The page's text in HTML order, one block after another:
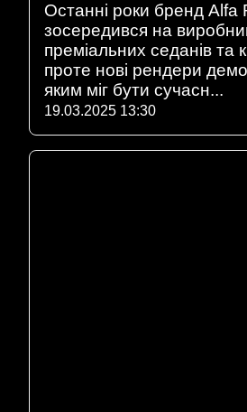
Останні роки бренд Alfa
зосередився на
преміальних седанів та
проте нові рендери
яким міг бути сучасн...
19.03.2025 13:30